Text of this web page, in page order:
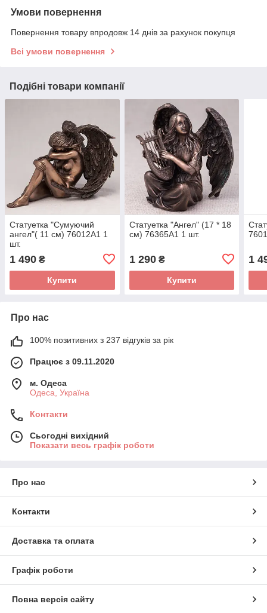
Умови повернення
Повернення товару впродовж 14 днів за рахунок покупця
Всі умови повернення
Подібні товари компанії
Статуетка "Сумуючий
ангел"( 11 см) 76012A1 1
шт.
1 490 ₴
Купити
Статуетка "Ангел" (17 * 18
см) 76365A1 1 шт.
1 290₴
Купити
1
Про нас
100% позитивних з 237 відгуків за рік
Працює з 09.11.2020
м. Одеса
Одеса, Україна
Контакти
Сьогодні вихідний
Показати весь графік роботи
Про нас
Контакти
Доставка та оплата
Графік роботи
Повна версія сайту